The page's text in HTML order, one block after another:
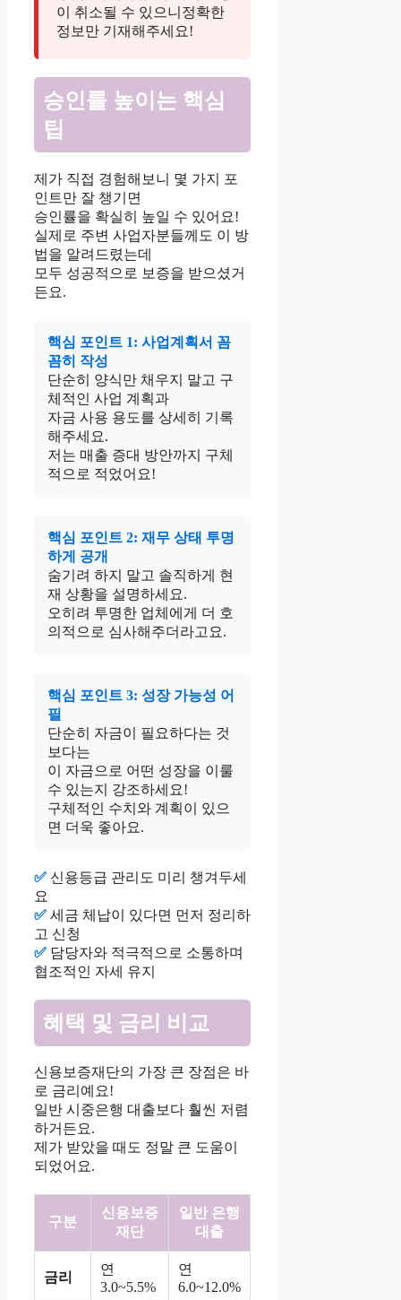
이 취소될 수 있으니정확한
정보만 기재해주세요!
승인률 높이는 핵심
팁
제가 직접 경험해보니 몇 가지 포
인트만 잘 챙기면
승인률을 확실히 높일 수 있어요!
실제로 주변 사업자분들께도 이 방
법을 알려드렸는데
모두 성공적으로 보증을 받으셨거
든요.
핵심 포인트 1: 사업계획서 꼼
꼼히 작성
단순히 양식만 채우지 말고 구
체적인 사업 계획과
자금 사용 용도를 상세히 기록
해주세요.
저는 매출 증대 방안까지 구체
적으로 적었어요!
핵심 포인트 2: 재무 상태 투명
하게 공개
숨기려 하지 말고 솔직하게 현
재 상황을 설명하세요.
오히려 투명한 업체에게 더 호
의적으로 심사해주더라고요.
핵심 포인트 3: 성장 가능성 어
필
단순히 자금이 필요하다는 것
보다는
이 자금으로 어떤 성장을 이룰
수 있는지 강조하세요!
구체적인 수치와 계획이 있으
면 더욱 좋아요.
✅ 신용등급 관리도 미리 챙겨두세
요
✅ 세금 체납이 있다면 먼저 정리하
고 신청
✅ 담당자와 적극적으로 소통하며
협조적인 자세 유지
혜택 및 금리 비교
신용보증재단의 가장 큰 장점은 바
로 금리예요!
일반 시중은행 대출보다 훨씬 저렴
하거든요.
제가 받았을 때도 정말 큰 도움이
되었어요.
구분
신용보증
재단
일반 은행
대출
금리
연
3.0~5.5%
연
6.0~12.0%